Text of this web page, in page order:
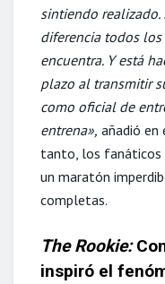
sintiendo
diferencia todos
encuentra. Y está
plazo al transmitir
como oficial de
entrena», añadió en
tanto, los fanáticos
un maratón
completas.
The Rookie:
inspiró el